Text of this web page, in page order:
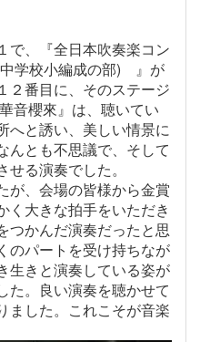
で、『全日本吹奏楽コン
学校小編成の部) 』が
２番目に、そのステージ
音櫻來』は、聴いてい
へと誘い、美しい情景に
んとも不思議で、そして
る演奏でした。
が、会場の皆様から金賞
く大きな拍手をいただき
つかんだ演奏だったと思
のパートを受け持ちなが
生きと演奏している姿が
た。良い演奏を聴かせて
ました。これこそが音楽